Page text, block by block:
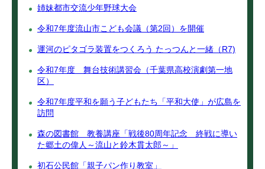
姉妹都市交流少年野球大会
令和7年度流山市こども会議（第2回）を開催
運河のピタゴラ装置をつくろう たっつんと一緒（R7)
令和7年度 舞台技術講習会（千葉県高校演劇第一地
区）
令和7年度平和を願う子どもたち「平和大使」が広島を
訪問
森の図書館 教養講座「戦後80周年記念 終戦に導い
た郷土の偉人～流山と鈴木貫太郎～」
初石公民館「親子パン作り教室」